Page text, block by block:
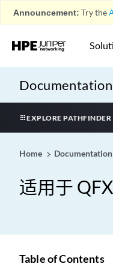
Announcement: Try the
Documentation
EXPLORE PATHFINDER
Home Documentation
适用于
Table of Contents